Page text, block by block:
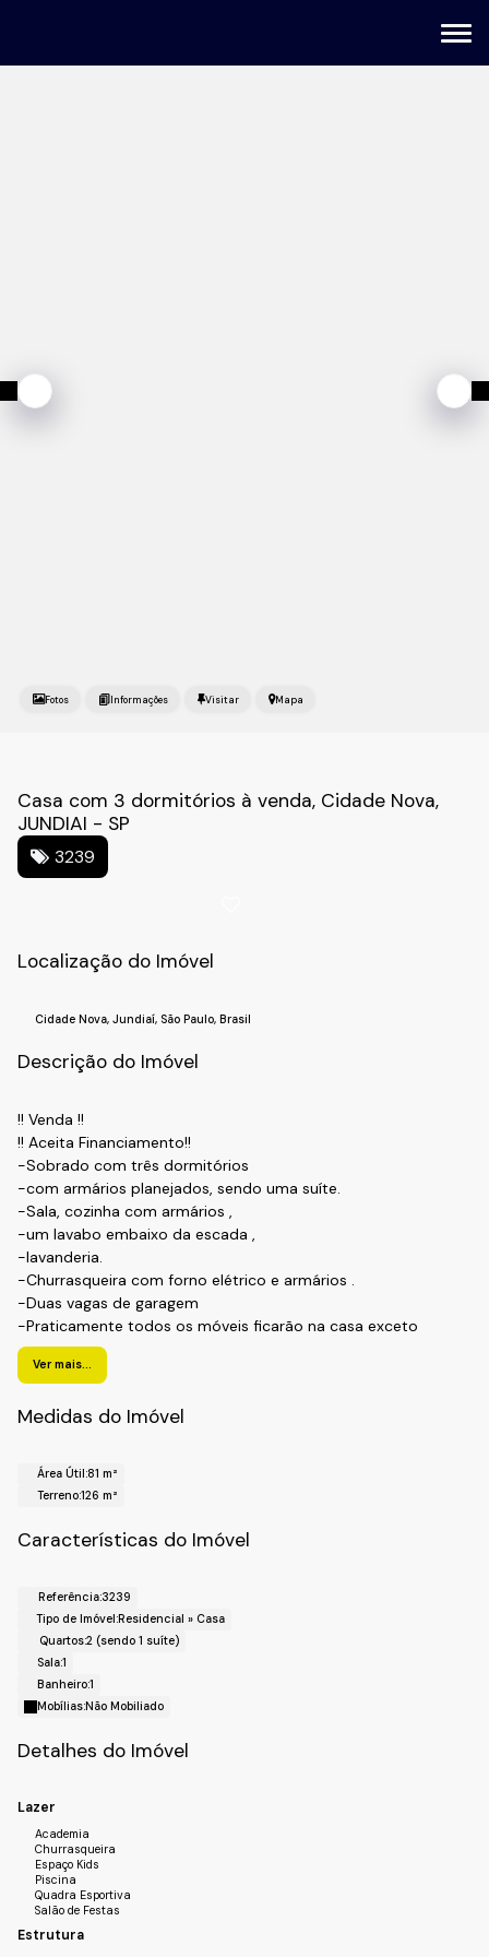
Fotos Mapa
Casa com 3 dormitórios à venda, Cidade Nova,
JUNDIAI - SP
3239
Localização do Imóvel
Cidade Nova,Jundiaí, São Paulo,Brasil
Descrição do Imóvel
!! Venda !!
!! Aceita Financiamento!!
-Sobrado com três dormitórios
-com armários planejados, sendo uma suíte.
-Sala, cozinha com armários ,
-um lavabo embaixo da escada ,
-lavanderia.
-Churrasqueira com forno elétrico e armários .
-Duas vagas de garagem
-Praticamente todos os móveis ficarão na casa exceto
mesa, banco e micro-ondas da área externa e televisão
sala.
Bairro: Cidade Nova 1;
Realize o Seu Cadastro e Solicite Mais Informações e
Horários de Agenda para a Visita.
(11) 4492-7939 / (11) 9 3055-8033 (WhatsApp).
Ver mais...
Medidas do Imóvel
Área Útil:81 m²
Terreno:126 m²
Características do Imóvel
Referência:3239
Tipo de Imóvel:Residencial » Casa
Quartos:2 (sendo 1 suíte)
Sala:1
Banheiro:1
Mobílias:Não Mobiliado
Detalhes do Imóvel
Lazer
Academia
Churrasqueira
Espaço Kids
Piscina
Quadra Esportiva
Salão de Festas
Estrutura